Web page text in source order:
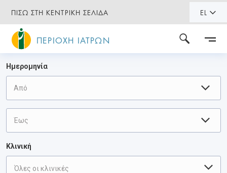
ΠΙΣΩ ΣΤΗ ΚΕΝΤΡΙΚΗ ΣΕΛΙΔΑ EL
ΠΕΡΙΟΧΗ ΙΑΤΡΩΝ
Ημερομηνία
Κλινική
Όλες οι κλινικές